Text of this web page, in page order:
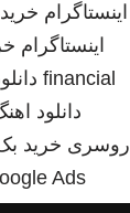
اینستاگرام
اینستاگرام
financial
دانلود
روسری خرید
Ads